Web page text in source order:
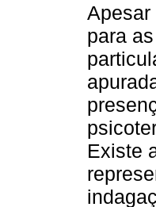
para
Existe